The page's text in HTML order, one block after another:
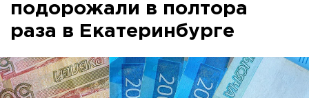
подорожали в полтора
раза в Екатеринбурге